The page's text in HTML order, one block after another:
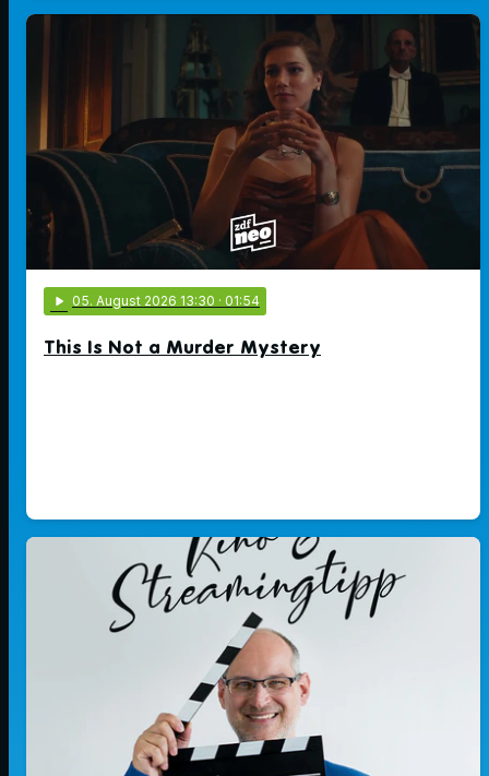
play_arrow 05. August 2026 13:30 · 01:54
This Is Not a Murder Mystery